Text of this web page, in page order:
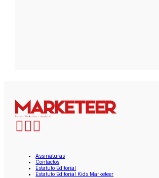
Assinaturas
Contactos
Estatuto Editorial
Estatuto Editorial Kids Marketeer